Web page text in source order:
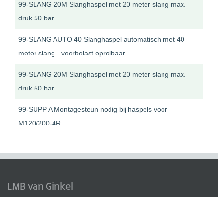
99-SLANG 20M Slanghaspel met 20 meter slang max.
druk 50 bar
99-SLANG AUTO 40 Slanghaspel automatisch met 40
meter slang - veerbelast oprolbaar
99-SLANG 20M Slanghaspel met 20 meter slang max.
druk 50 bar
99-SUPP A Montagesteun nodig bij haspels voor
M120/200-4R
LMB van Ginkel